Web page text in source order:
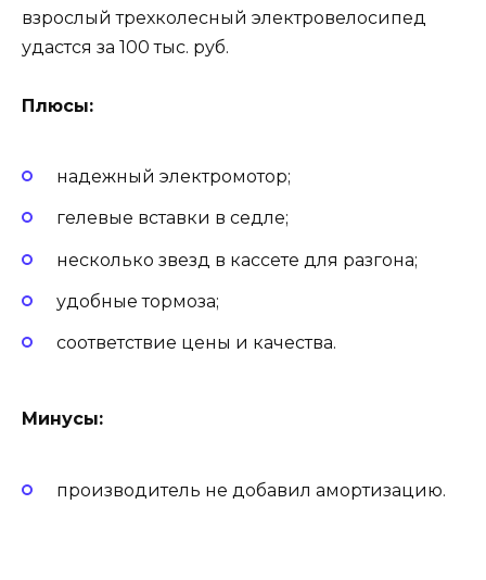
взрослый трехколесный электровелосипед
удастся за 100 тыс. руб.
Плюсы:
надежный электромотор;
гелевые вставки в седле;
несколько звезд в кассете для разгона;
удобные тормоза;
соответствие цены и качества.
Минусы:
производитель не добавил амортизацию.